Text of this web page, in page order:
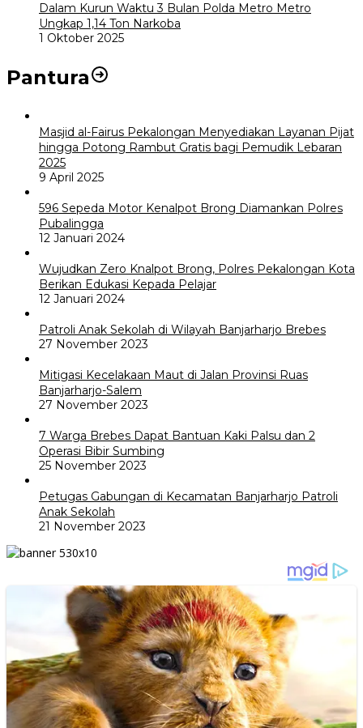
Dalam Kurun Waktu 3 Bulan Polda Metro Metro
Ungkap 1,14 Ton Narkoba
1 Oktober 2025
Pantura
Masjid al-Fairus Pekalongan Menyediakan Layanan Pijat
hingga Potong Rambut Gratis bagi Pemudik Lebaran
2025
9 April 2025
596 Sepeda Motor Kenalpot Brong Diamankan Polres
Pubalingga
12 Januari 2024
Wujudkan Zero Knalpot Brong, Polres Pekalongan Kota
Berikan Edukasi Kepada Pelajar
12 Januari 2024
Patroli Anak Sekolah di Wilayah Banjarharjo Brebes
27 November 2023
Mitigasi Kecelakaan Maut di Jalan Provinsi Ruas
Banjarharjo-Salem
27 November 2023
7 Warga Brebes Dapat Bantuan Kaki Palsu dan 2
Operasi Bibir Sumbing
25 November 2023
Petugas Gabungan di Kecamatan Banjarharjo Patroli
Anak Sekolah
21 November 2023